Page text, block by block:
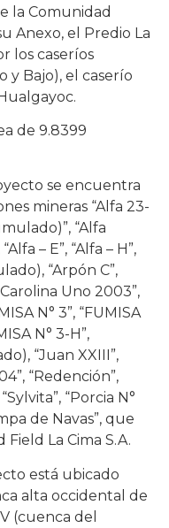
la Comunidad
Anexo, el Predio La
los caseríos
y Bajo), el caserío
de 9.8399
se encuentra
mineras “Alfa 23-
“Alfa
– E”, “Alfa – H”,
“Arpón C”,
Uno 2003”,
N° 3”, “FUMISA
N° 3-H”,
“Juan XXIII”,
“Redención”,
“Sylvita”, “Porcia N°
de Navas”, que
La Cima S.A.
está ubicado
alta occidental de
(cuenca del